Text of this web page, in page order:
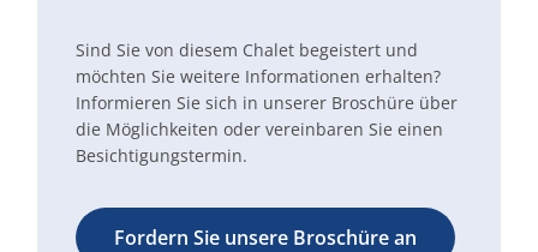
Sind Sie von diesem Chalet begeistert und
möchten Sie weitere Informationen erhalten?
Informieren Sie sich in unserer Broschüre über
die Möglichkeiten oder vereinbaren Sie einen
Besichtigungstermin.
Fordern Sie unsere Broschüre an